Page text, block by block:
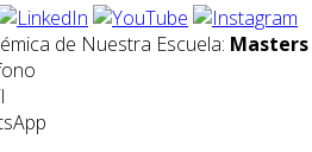
de Nuestra Escuela: Masters